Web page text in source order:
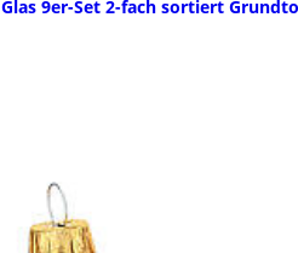
9er-Set 2-fach sortiert